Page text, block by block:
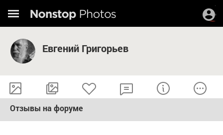
Евгений Григорьев
Отзывы на форуме